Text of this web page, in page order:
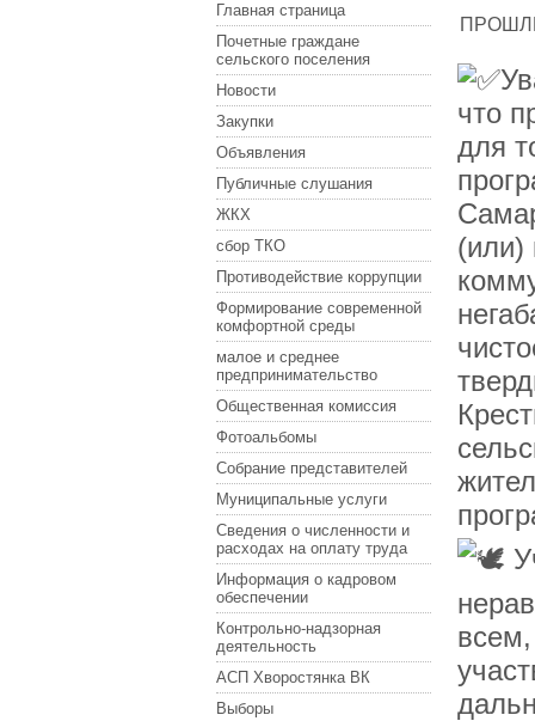
Главная страница
Почетные граждане
сельского поселения
Новости
Закупки
Объявления
Публичные слушания
ЖКХ
сбор ТКО
Противодействие коррупции
Формирование современной
комфортной среды
малое и среднее
предпринимательство
Общественная комиссия
Фотоальбомы
Собрание представителей
Муниципальные услуги
Сведения о численности и
расходах на оплату труда
Информация о кадровом
обеспечении
Контрольно-надзорная
деятельность
АСП Хворостянка ВК
Выборы
что
для
(или)
всем,